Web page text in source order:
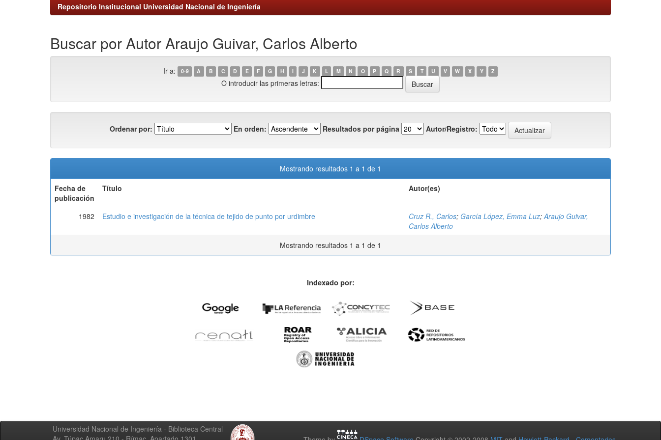
Repositorio Institucional Universidad Nacional de Ingeniería
Buscar por Autor Araujo Guivar, Carlos Alberto
Ir a: 0-9 A B C D E F G H I J K L M N O P Q R S T U V W X Y Z
O introducir las primeras letras:
Ordenar por: En orden: Resultados por página Autor/Registro:
Mostrando resultados 1 a 1 de 1
Fecha de
publicación
Título Autor(es)
1982 Estudio e investigación de la técnica de tejido de punto por urdimbre Cruz R., Carlos; García López, Emma Luz; Araujo Guivar,
Carlos Alberto
Mostrando resultados 1 a 1 de 1
Indexado por:
Universidad Nacional de Ingeniería - Biblioteca Central